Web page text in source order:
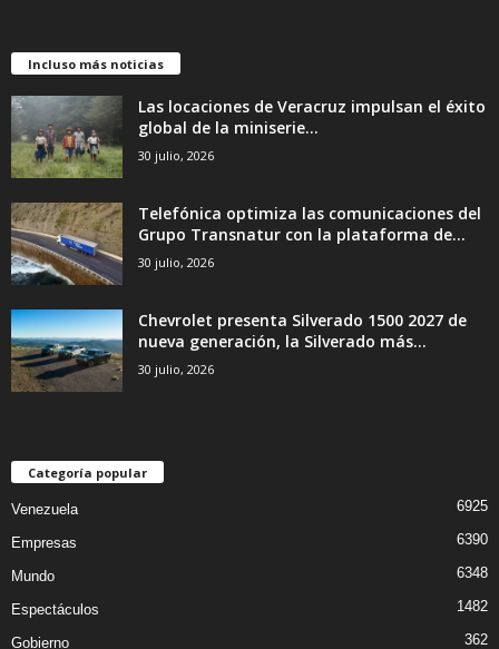
Incluso más noticias
Las locaciones de Veracruz impulsan el éxito
global de la miniserie...
30 julio, 2026
Telefónica optimiza las comunicaciones del
Grupo Transnatur con la plataforma de...
30 julio, 2026
Chevrolet presenta Silverado 1500 2027 de
nueva generación, la Silverado más...
30 julio, 2026
Categoría popular
Venezuela 6925
Empresas 6390
Mundo 6348
Espectáculos 1482
Gobierno 362